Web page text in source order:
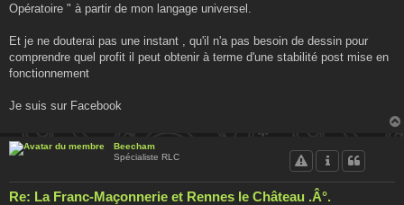
Opératoire " à partir de mon langage universel.
Et je ne douterai pas une instant , qu'il n'a pas besoin de dessin pour
comprendre quel profit il peut obtenir à terme d'une stabilité post mise en
fonctionnement
Je suis sur Facebook
Beecham
Spécialiste RLC
Re: La Franc-Maçonnerie et Rennes le Château .Â°.